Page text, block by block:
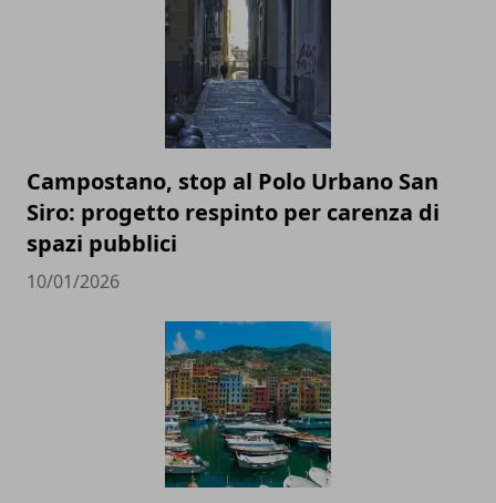
Campostano, stop al Polo Urbano San
Siro: progetto respinto per carenza di
spazi pubblici
10/01/2026